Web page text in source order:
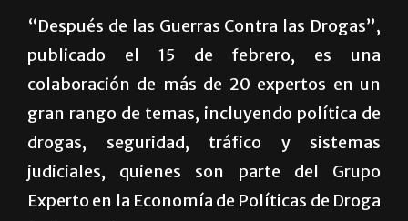
“Después de las Guerras Contra las Drogas”,
publicado el 15 de febrero, es una
colaboración de más de 20 expertos en un
gran rango de temas, incluyendo política de
drogas, seguridad, tráfico y sistemas
judiciales, quienes son parte del Grupo
Experto en la Economía de Políticas de Droga